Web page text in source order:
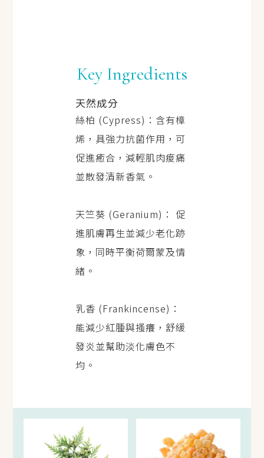
Key Ingredients
天然成分
絲柏 (Cypress)：含有樟
烯，具強力抗菌作用，可
促進癒合，減輕肌肉痠痛
並散發清新香氣。
天竺葵 (Geranium)： 促
進肌膚再生並減少老化跡
象，同時平衡荷爾蒙及情
緒。
乳香 (Frankincense)：
能減少紅腫與搔癢，舒緩
發炎並幫助淡化膚色不
均。